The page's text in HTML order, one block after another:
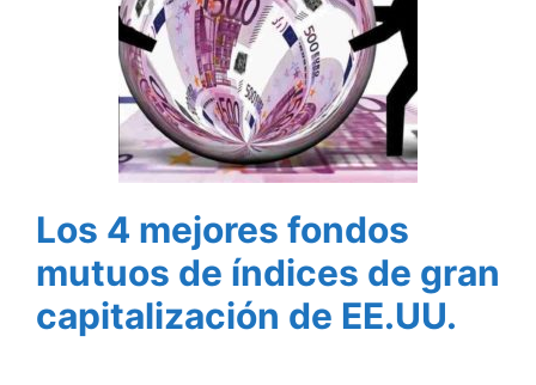
Los 4 mejores fondos
mutuos de índices de gran
capitalización de EE.UU.